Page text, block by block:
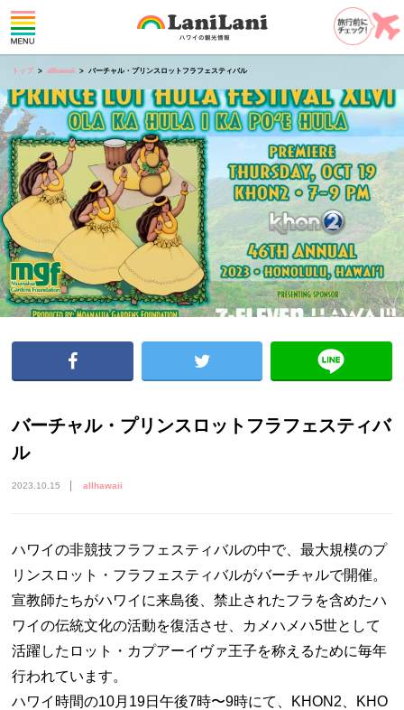
トップ allhawaii バーチャル・プリンスロットフラフェスティバル
バーチャル・プリンスロットフラフェスティバ
ル
2023.10.15 allhawaii
ハワイの非競技フラフェスティバルの中で、最大規模のプ
リンスロット・フラフェスティバルがバーチャルで開催。
宣教師たちがハワイに来島後、禁止されたフラを含めたハ
ワイの伝統文化の活動を復活させ、カメハメハ5世として
活躍したロット・カプアーイヴァ王子を称えるために毎年
行われています。
ハワイ時間の10月19日午後7時〜9時にて、KHON2、KHO